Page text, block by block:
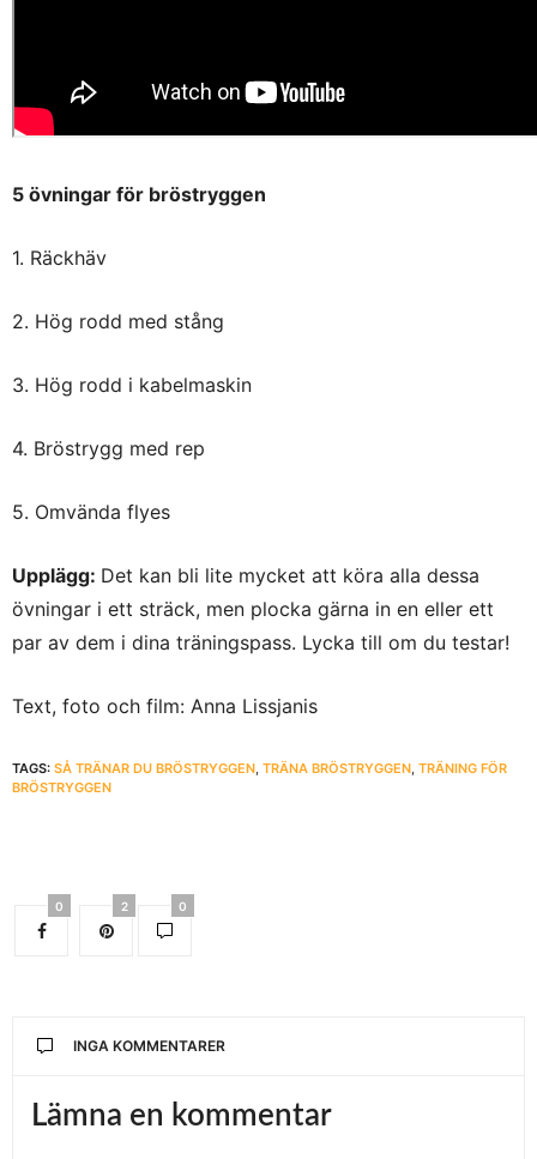
5 övningar för bröstryggen
1. Räckhäv
2. Hög rodd med stång
3. Hög rodd i kabelmaskin
4. Bröstrygg med rep
5. Omvända flyes
Upplägg: Det kan bli lite mycket att köra alla dessa
övningar i ett sträck, men plocka gärna in en eller ett
par av dem i dina träningspass. Lycka till om du testar!
Text, foto och film: Anna Lissjanis
TAGS: SÅ TRÄNAR DU BRÖSTRYGGEN, TRÄNA BRÖSTRYGGEN, TRÄNING FÖR
BRÖSTRYGGEN
0 2 0
INGA KOMMENTARER
Lämna en kommentar